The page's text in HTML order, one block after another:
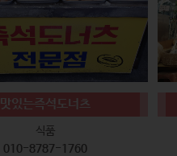
맛있는즉석도너츠
식품
010-8787-1760